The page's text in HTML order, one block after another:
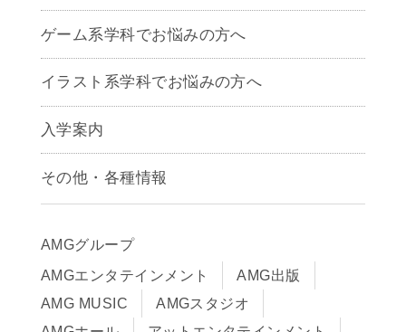
ゲームクリエイター学科
CG学科
アニメーション学科
声優学科
ゲーム系学科でお悩みの方へ
イラスト系学科でお悩みの方へ
入学案内
募集要項
早期出願制度・AOエントリー
入学までの流れ
学費サポート・各種制度
学費について
Q&A
その他・各種情報
アクセス
サイトポリシー
在校生・保護者の方へ
卒業生の皆様へ
AMGグループ
AMGエンタテインメント
AMG出版
AMG MUSIC
AMGスタジオ